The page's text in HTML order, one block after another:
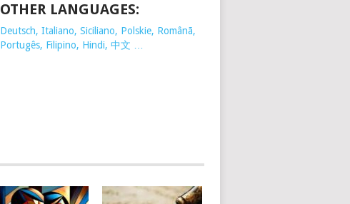
OTHER LANGUAGES:
Deutsch, Italiano, Siciliano, Polskie, Românã,
Portugês, Filipino, Hindi, 中文 …